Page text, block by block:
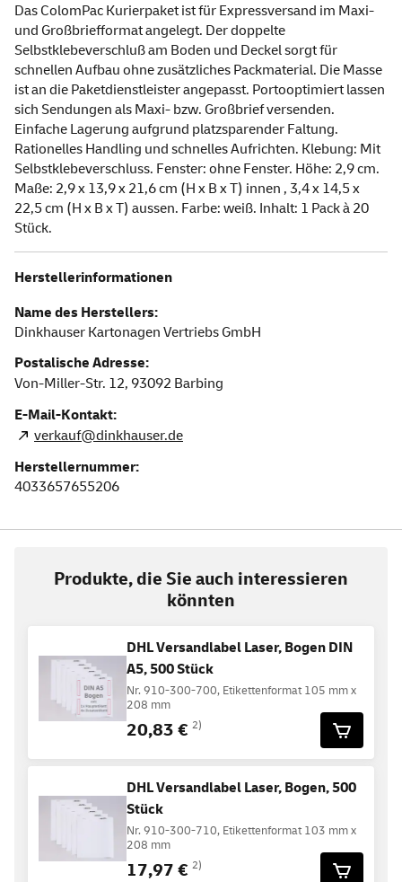
Das ColomPac Kurierpaket ist für Expressversand im Maxi-
und Großbriefformat angelegt. Der doppelte
Selbstklebeverschluß am Boden und Deckel sorgt für
schnellen Aufbau ohne zusätzliches Packmaterial. Die Masse
ist an die Paketdienstleister angepasst. Portooptimiert lassen
sich Sendungen als Maxi- bzw. Großbrief versenden.
Einfache Lagerung aufgrund platzsparender Faltung.
Rationelles Handling und schnelles Aufrichten. Klebung: Mit
Selbstklebeverschluss. Fenster: ohne Fenster. Höhe: 2,9 cm.
Maße: 2,9 x 13,9 x 21,6 cm (H x B x T) innen , 3,4 x 14,5 x
22,5 cm (H x B x T) aussen. Farbe: weiß. Inhalt: 1 Pack à 20
Stück.
Herstellerinformationen
Name des Herstellers:
Dinkhauser Kartonagen Vertriebs GmbH
Postalische Adresse:
Von-Miller-Str. 12, 93092 Barbing
E-Mail-Kontakt:
verkauf@dinkhauser.de
Herstellernummer:
4033657655206
Produkte, die Sie auch interessieren
könnten
DHL Versandlabel Laser, Bogen DIN
A5, 500 Stück
Nr. 910-300-700, Etikettenformat 105 mm x
208 mm
20,83 € 2)
DHL Versandlabel Laser, Bogen, 500
Stück
Nr. 910-300-710, Etikettenformat 103 mm x
208 mm
17,97 € 2)